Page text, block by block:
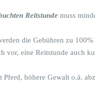
Reitstunde muss
die Gebühren zu
vor, eine Reitstunde auch
höhere Gewalt o.ä.